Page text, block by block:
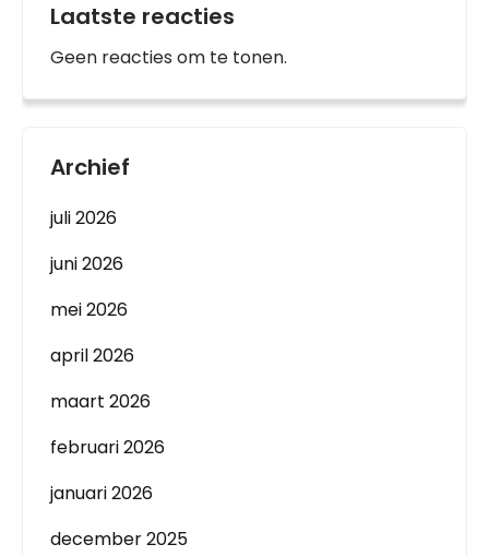
Laatste reacties
Geen reacties om te tonen.
Archief
juli 2026
juni 2026
mei 2026
april 2026
maart 2026
februari 2026
januari 2026
december 2025